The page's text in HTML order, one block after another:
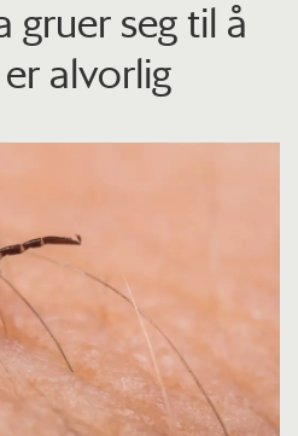
gruer seg til å
alvorlig